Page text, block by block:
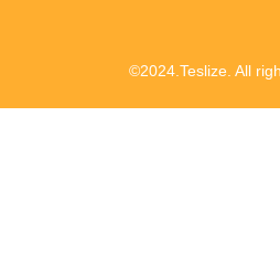
©2024.Teslize. All